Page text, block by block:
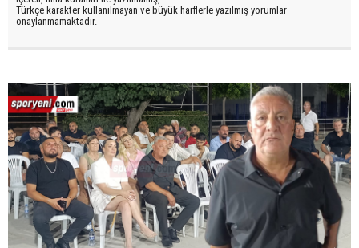
Türkçe karakter kullanılmayan ve büyük harflerle yazılmış yorumlar
onaylanmamaktadır.